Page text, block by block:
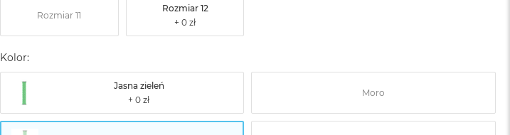
Rozmiar 11
Rozmiar 12
Kolor:
Jasna zieleń
Moro